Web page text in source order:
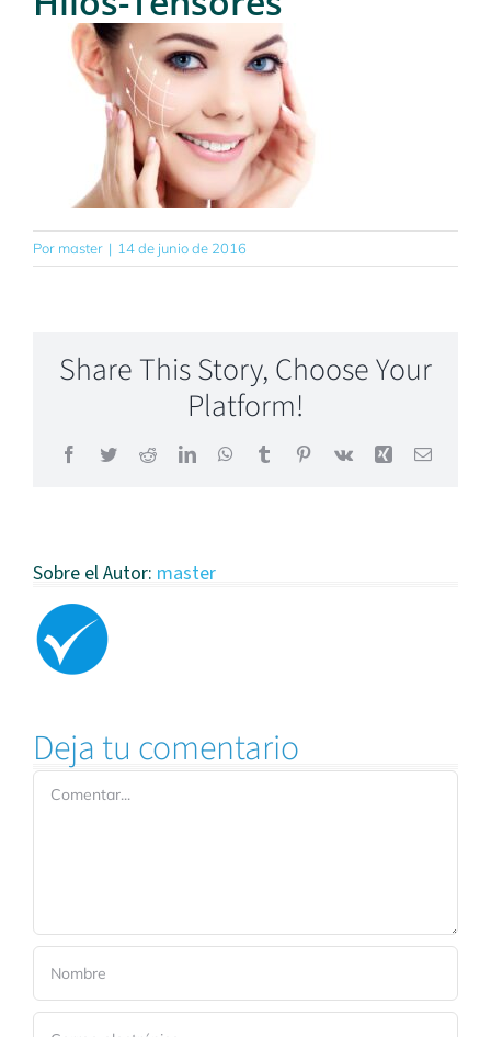
SOBRE MÍ
CONTACTO
Por master | 14 de junio de 2016
Share This Story, Choose Your
Platform!
Facebook
TwitterRedditLinkedInWhatsApp
TumblrPinterest
Vk Xing Correo
Sobre el Autor: master
Deja tu comentario
Comentar